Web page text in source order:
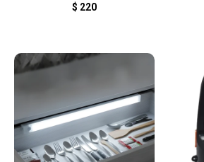
$ 220